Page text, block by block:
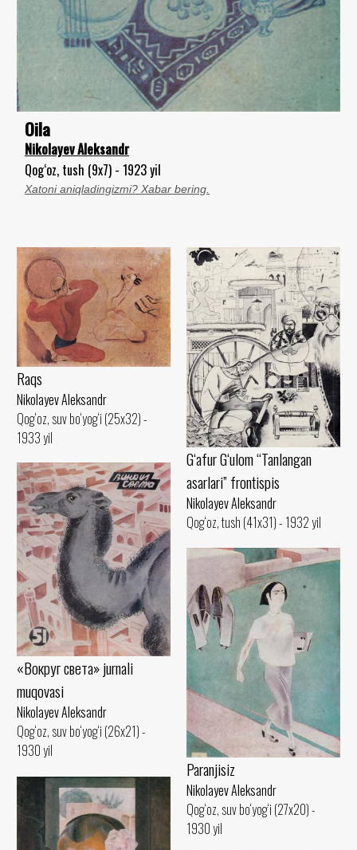
Oila
Nikolayev Aleksandr
Qog‘oz, tush (9x7) - 1923 yil
Xatoni aniqladingizmi? Xabar bering.
Raqs
Nikolayev Aleksandr
Qog‘oz, suv bo‘yog‘i (25x32) -
1933 yil
G‘afur G‘ulom “Tanlangan
asarlari” frontispis
Nikolayev Aleksandr
Qog‘oz, tush (41x31) - 1932 yil
«Вокруг света» jurnali
muqovasi
Nikolayev Aleksandr
Qog‘oz, suv bo‘yog‘i (26x21) -
1930 yil
Paranjisiz
Nikolayev Aleksandr
Qog‘oz, suv bo‘yog‘i (27x20) -
1930 yil